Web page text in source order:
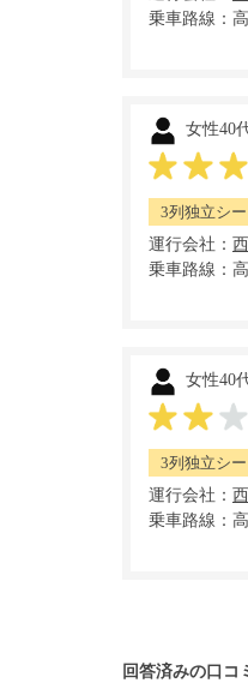
乗車路線：
女性40
3列独立シ
運行会社：
乗車路線：
女性40
3列独立シ
運行会社：
乗車路線：
回答済みの口コ